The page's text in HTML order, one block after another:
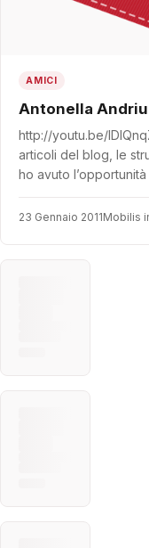
AMICI
Antonella
http://youtu.be/
articoli del blog, le
ho avuto
23 Gennaio 2011Mobilis